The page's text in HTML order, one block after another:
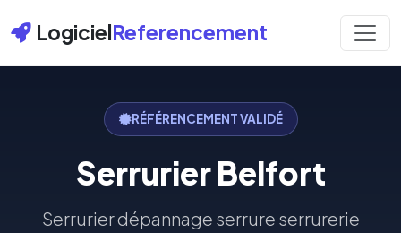
LogicielReferencement
RÉFÉRENCEMENT VALIDÉ
Serrurier Belfort
Serrurier dépannage serrure serrurerie